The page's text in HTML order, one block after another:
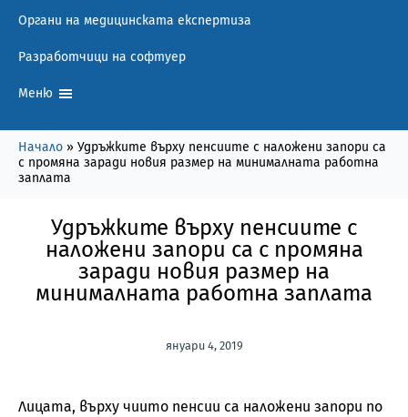
Органи на медицинската експертиза
Разработчици на софтуер
Меню
Начало » Удръжките върху пенсиите с наложени запори са
с промяна заради новия размер на минималната работна
заплата
Удръжките върху пенсиите с
наложени запори са с промяна
заради новия размер на
минималната работна заплата
януари 4, 2019
Лицата, върху чиито пенсии са наложени запори по